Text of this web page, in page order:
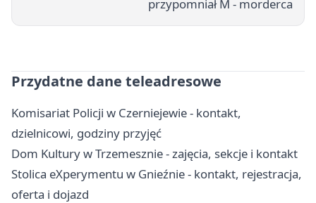
przypomniał M - morderca
Przydatne dane teleadresowe
Komisariat Policji w Czerniejewie - kontakt,
dzielnicowi, godziny przyjęć
Dom Kultury w Trzemesznie - zajęcia, sekcje i kontakt
Stolica eXperymentu w Gnieźnie - kontakt, rejestracja,
oferta i dojazd